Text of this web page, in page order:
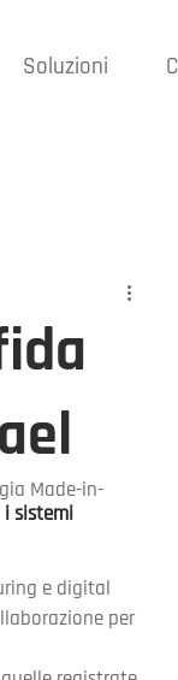
Soluzioni
Made-in-
sistemi
e digital
per